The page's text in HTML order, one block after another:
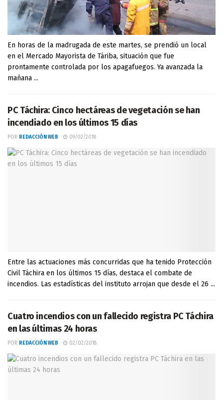
En horas de la madrugada de este martes, se prendió un local
en el Mercado Mayorista de Táriba, situación que fue
prontamente controlada por los apagafuegos. Ya avanzada la
mañana ...
PC Táchira: Cinco hectáreas de vegetación se han
incendiado en los últimos 15 días
POR REDACCIÓN WEB 09/02/2018
Entre las actuaciones más concurridas que ha tenido Protección
Civil Táchira en los últimos 15 días, destaca el combate de
incendios. Las estadísticas del instituto arrojan que desde el 26 ...
Cuatro incendios con un fallecido registra PC Táchira
en las últimas 24 horas
POR REDACCIÓN WEB 02/02/2018